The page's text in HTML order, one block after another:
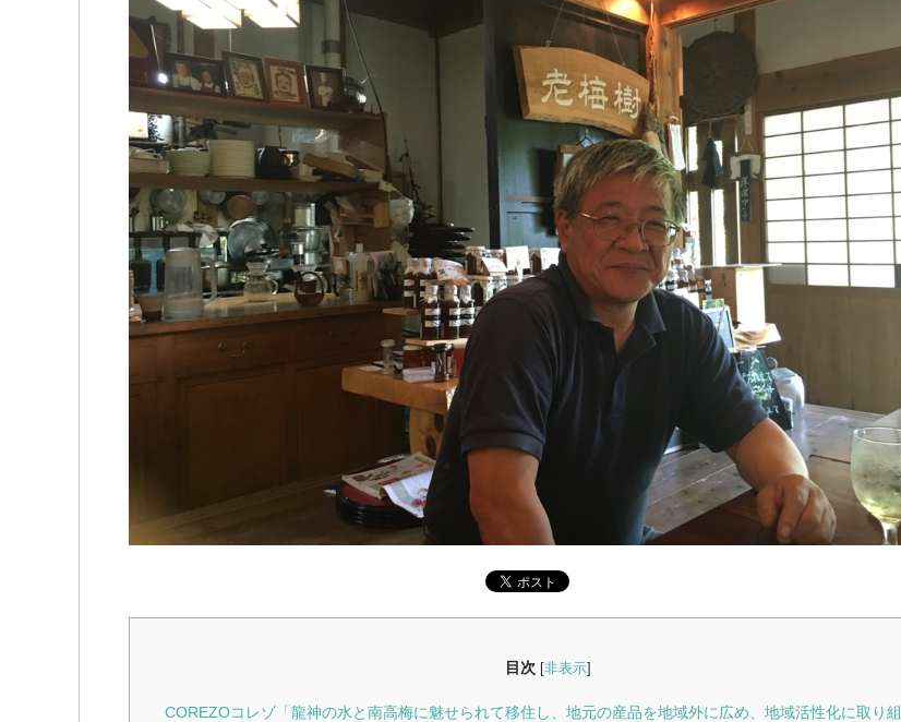
目次 [非表示]
COREZOコレゾ「龍神の水と南高梅に魅せられて移住し、地元の産品を地域外に広め、地域活性化に取り組